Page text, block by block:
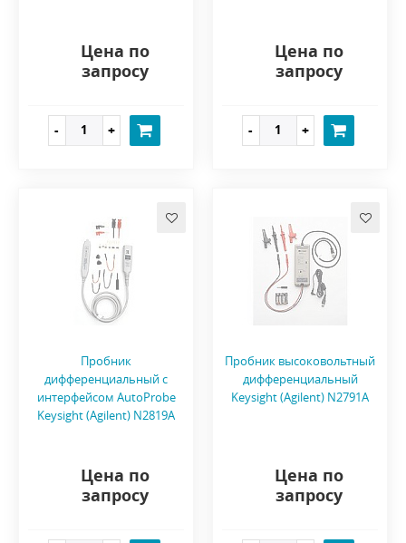
Цена по
запросу
Цена по
запросу
Пробник
дифференциальный с
интерфейсом AutoProbe
Keysight (Agilent) N2819A
Цена по
запросу
Пробник высоковольтный
дифференциальный
Keysight (Agilent) N2791A
Цена по
запросу